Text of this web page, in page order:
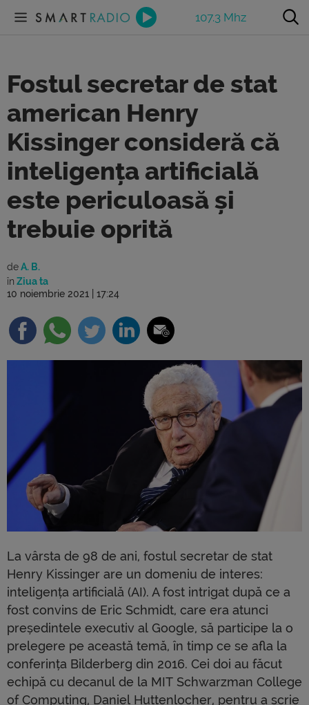
107.3 Mhz
Fostul secretar de stat
american Henry
Kissinger consideră că
inteligența artificială
este periculoasă și
trebuie oprită
deA. B.
în Ziua ta
10 noiembrie 2021 | 17:24
La vârsta de 98 de ani, fostul secretar de stat
Henry Kissinger are un domeniu de interes:
inteligența artificială (AI). A fost intrigat după ce a
fost convins de Eric Schmidt, care era atunci
președintele executiv al Google, să participe la o
prelegere pe această temă, în timp ce se afla la
conferința Bilderberg din 2016. Cei doi au făcut
echipă cu decanul de la MIT Schwarzman College
of Computing, Daniel Huttenlocher, pentru a scrie